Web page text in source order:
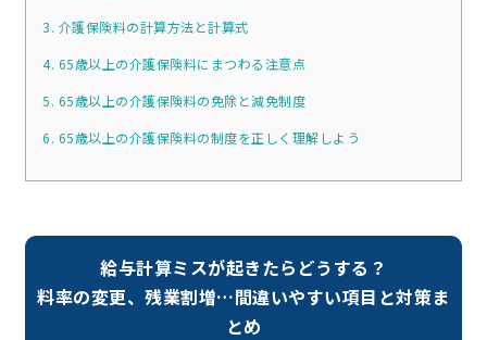
3. 介護保険料の計算方法と計算式
4. 65歳以上の介護保険料にまつわる注意点
5. 65歳以上の介護保険料の免除と減免制度
6. 65歳以上の介護保険料の制度を正しく理解しよう
給与計算ミスが起きたらどうする？
料率の変更、残業割増…間違いやすい項目と対策ま
とめ